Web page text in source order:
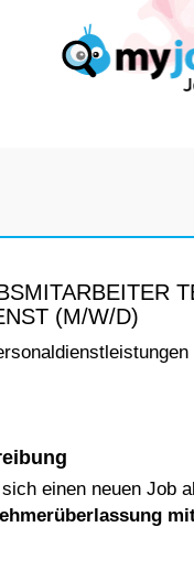
(M/W/D)
einen neuen Job